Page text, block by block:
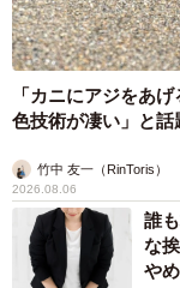
「カニにアジをあ
色技術が凄い」と
竹中 友一（RinToris）
2026.08.06
誰
な
や